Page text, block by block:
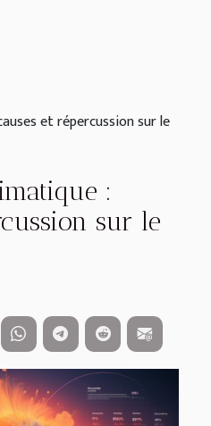
et répercussion sur le
:
sur le